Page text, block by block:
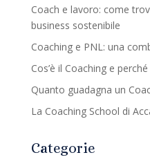
Coach e lavoro: come
business sostenibile
Coaching e PNL: una
Cos’è il Coaching e
Quanto guadagna un
La Coaching School di
Categorie